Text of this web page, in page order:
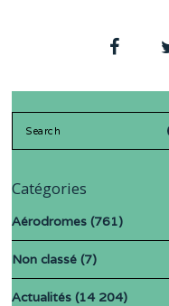
Catégories
Aérodromes (761)
Non classé (7)
Actualités (14 204)